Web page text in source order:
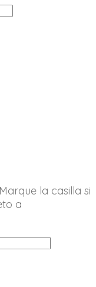
Marque la casilla si
a